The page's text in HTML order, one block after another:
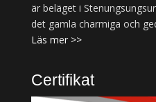
är beläget i
det gamla charmiga och
Läs mer >>
Certifikat